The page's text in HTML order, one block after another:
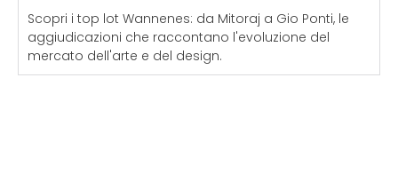
Scopri i top lot Wannenes: da Mitoraj a Gio Ponti, le
aggiudicazioni che raccontano l'evoluzione del
mercato dell'arte e del design.